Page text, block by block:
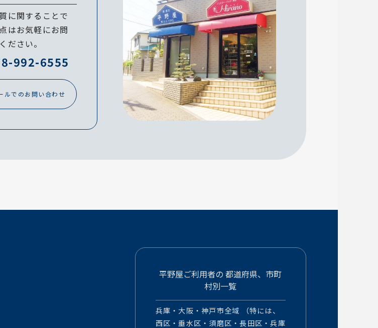
に関することで
はお気軽にお問
ださい。
992-6555
ルでのお問い合わせ
平野屋ご利用者の 都道府県、市町
村別一覧
兵庫・大阪・神戸市全域 （特には、
西区・垂水区・須磨区・長田区・兵庫